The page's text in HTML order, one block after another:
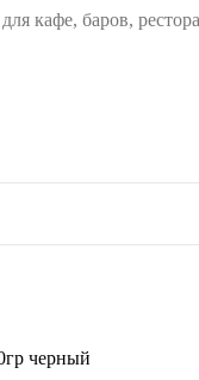
кафе, баров,
черный